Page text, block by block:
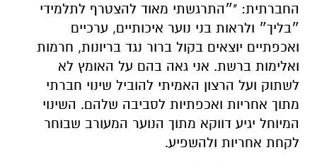
החברתית: "״התרגשתי מאוד להצטרף לתלמידי
״בליך״ ולראות בני נוער איכותיים, ערכיים
ואכפתיים יוצאים בקול ברור נגד בריונות, חרמות
ואלימות ברשת. אני גאה בהם על האומץ לא
לשתוק ועל הרצון האמיתי להוביל שינוי חברתי
מתוך אחריות ואכפתיות לסביבה שלהם. השינוי
המיוחל יגיע דווקא מתוך הנוער המעורב שבוחר
לקחת אחריות ולהשפיע.